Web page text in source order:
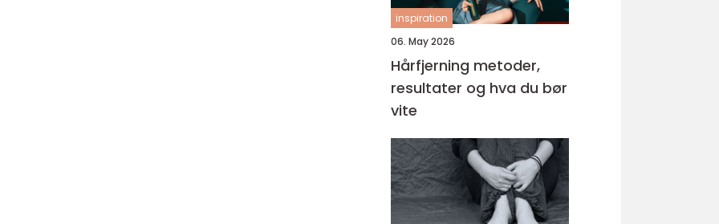
inspiration
06. May 2026
Hårfjerning metoder,
resultater og hva du bør
vite